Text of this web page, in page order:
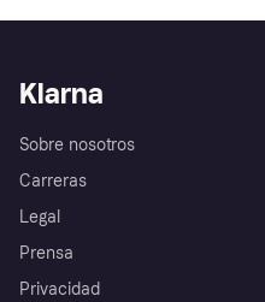
Klarna
Sobre nosotros
Carreras
Legal
Prensa
Privacidad